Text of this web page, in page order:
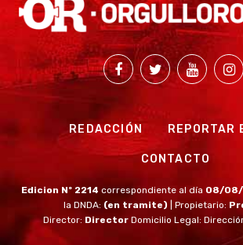
REDACCIÓN REPORTAR
CONTACTO
Edicion Nº 2214 correspondiente al día 08/
la DNDA: (en tramite) | Propietario:
Director: Director Domicilio Legal: